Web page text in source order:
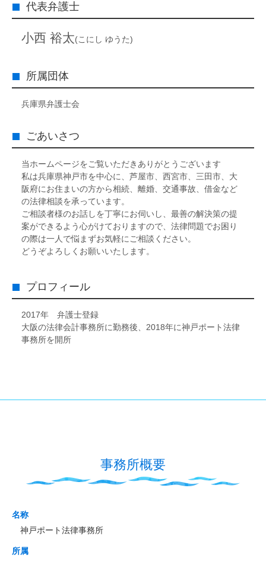
代表弁護士
小西 裕太(こにし ゆうた)
所属団体
兵庫県弁護士会
ごあいさつ
当ホームページをご覧いただきありがとうございます
私は兵庫県神戸市を中心に、芦屋市、西宮市、三田市、大
阪府にお住まいの方から相続、離婚、交通事故、借金など
の法律相談を承っています。
ご相談者様のお話しを丁寧にお伺いし、最善の解決策の提
案ができるよう心がけておりますので、法律問題でお困り
の際は一人で悩まずお気軽にご相談ください。
どうぞよろしくお願いいたします。
プロフィール
2017年 弁護士登録
大阪の法律会計事務所に勤務後、2018年に神戸ポート法律
事務所を開所
事務所概要
名称
神戸ポート法律事務所
所属